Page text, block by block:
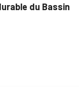
du Bassin